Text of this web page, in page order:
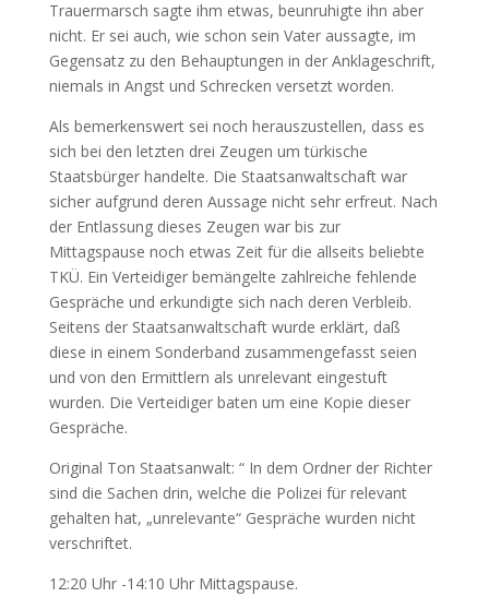
Trauermarsch sagte ihm etwas, beunruhigte ihn aber
nicht. Er sei auch, wie schon sein Vater aussagte, im
Gegensatz zu den Behauptungen in der Anklageschrift,
niemals in Angst und Schrecken versetzt worden.
Als bemerkenswert sei noch herauszustellen, dass es
sich bei den letzten drei Zeugen um türkische
Staatsbürger handelte. Die Staatsanwaltschaft war
sicher aufgrund deren Aussage nicht sehr erfreut. Nach
der Entlassung dieses Zeugen war bis zur
Mittagspause noch etwas Zeit für die allseits beliebte
TKÜ. Ein Verteidiger bemängelte zahlreiche fehlende
Gespräche und erkundigte sich nach deren Verbleib.
Seitens der Staatsanwaltschaft wurde erklärt, daß
diese in einem Sonderband zusammengefasst seien
und von den Ermittlern als unrelevant eingestuft
wurden. Die Verteidiger baten um eine Kopie dieser
Gespräche.
Original Ton Staatsanwalt: “ In dem Ordner der Richter
sind die Sachen drin, welche die Polizei für relevant
gehalten hat, „unrelevante“ Gespräche wurden nicht
verschriftet.
12:20 Uhr -14:10 Uhr Mittagspause.